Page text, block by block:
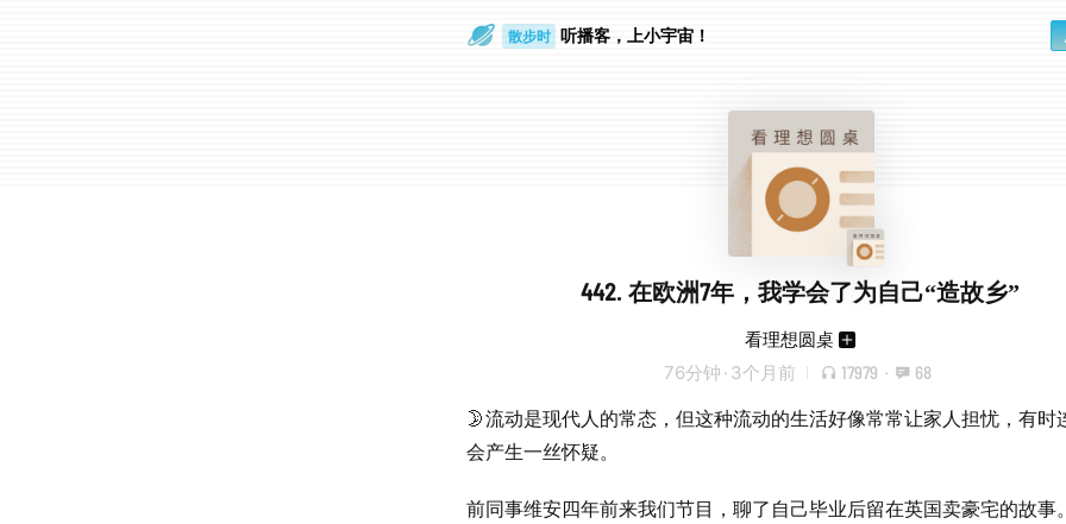
通勤路上 听播客，上小宇宙！
442. 在欧洲7年，我学会了为自己“造故乡”
看理想圆桌
76分钟 · 3个月前 17979 · 68
🌛流动是现代人的常态，但这种流动的生活好像常常让家人担忧，有时
会产生一丝怀疑。
前同事维安四年前来我们节目，聊了自己毕业后留在英国卖豪宅的故事